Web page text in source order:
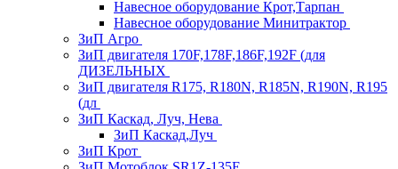
Навесное оборудование Крот,Тарпан
Навесное оборудование Минитрактор
ЗиП Агро
ЗиП двигателя 170F,178F,186F,192F (для
ДИЗЕЛЬНЫХ
ЗиП двигателя R175, R180N, R185N, R190N, R195
(дл
ЗиП Каскад, Луч, Нева
ЗиП Каскад,Луч
ЗиП Крот